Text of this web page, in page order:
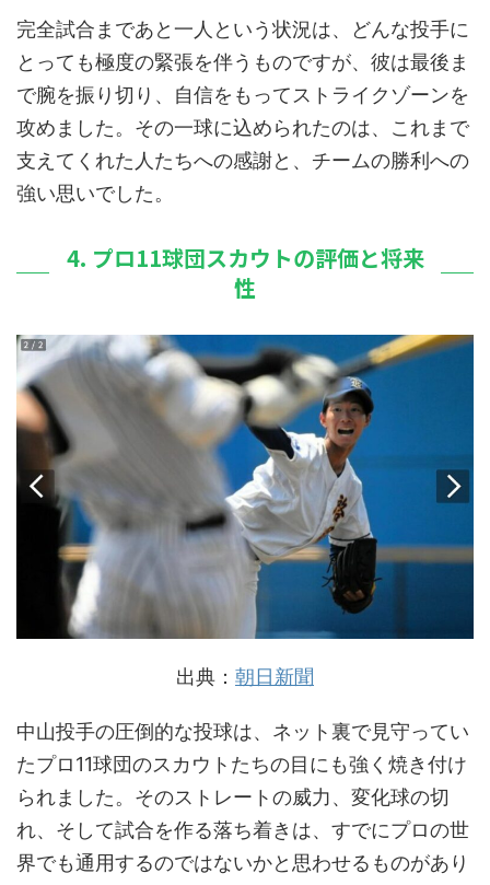
完全試合まであと一人という状況は、どんな投手に
とっても極度の緊張を伴うものですが、彼は最後ま
で腕を振り切り、自信をもってストライクゾーンを
攻めました。その一球に込められたのは、これまで
支えてくれた人たちへの感謝と、チームの勝利への
強い思いでした。
4. プロ11球団スカウトの評価と将来
性
出典： 朝日新聞
中山投手の圧倒的な投球は、ネット裏で見守ってい
たプロ11球団のスカウトたちの目にも強く焼き付け
られました。そのストレートの威力、変化球の切
れ、そして試合を作る落ち着きは、すでにプロの世
界でも通用するのではないかと思わせるものがあり